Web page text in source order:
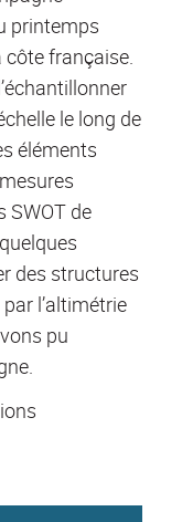
printemps
française.
le long de
éléments
SWOT de
des structures
l’altimétrie
pu